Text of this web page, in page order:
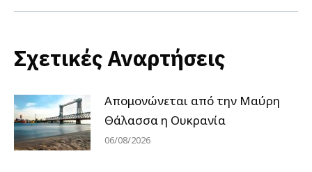
Σχετικές Αναρτήσεις
Απομονώνεται από την Μαύρη
Θάλασσα η Ουκρανία
06/08/2026